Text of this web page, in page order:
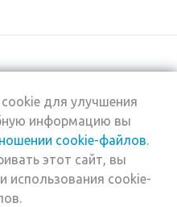
для улучшения
информацию вы
cookie-файлов.
этот сайт, вы
использования cookie-